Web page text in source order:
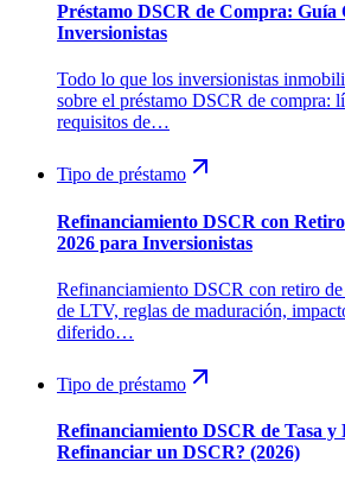
Préstamo DSCR de Compra: Guía
Inversionistas
Todo lo que los inversionistas
sobre el préstamo DSCR de compra:
requisitos de…
Tipo de préstamo
Refinanciamiento DSCR con
2026 para Inversionistas
Refinanciamiento DSCR con retiro
de LTV, reglas de maduración,
diferido…
Tipo de préstamo
Refinanciamiento DSCR de Tasa y
Refinanciar un DSCR? (2026)